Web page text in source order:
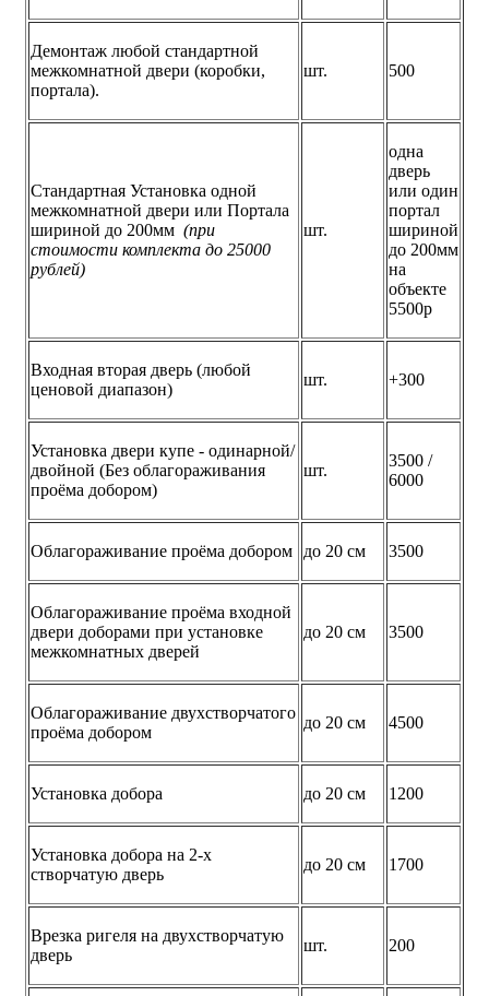
Демонтаж любой стандартной
межкомнатной двери (коробки,
портала).
шт. 500
Стандартная Установка одной
межкомнатной двери или Портала
шириной до 200мм (при
стоимости комплекта до 25000
рублей)
шт.
одна
дверь
или один
портал
шириной
до 200мм
на
объекте
5500р
Входная вторая дверь (любой
ценовой диапазон)
шт. +300
Установка двери купе - одинарной/
двойной (Без облагораживания
проёма добором)
шт.
3500 /
6000
Облагораживание проёма добором до 20 см 3500
Облагораживание проёма входной
двери доборами при установке
межкомнатных дверей
до 20 см 3500
Облагораживание двухстворчатого
проёма добором
до 20 см 4500
Установка добора до 20 см 1200
Установка добора на 2-х
створчатую дверь
до 20 см 1700
Врезка ригеля на двухстворчатую
дверь
шт. 200